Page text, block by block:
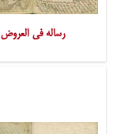
رساله فی العروض